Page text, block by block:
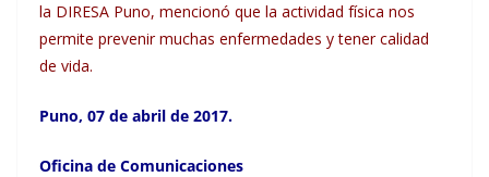
la DIRESA Puno, mencionó que la actividad física nos
permite prevenir muchas enfermedades y tener calidad
de vida.
Puno, 07 de abril de 2017.
Oficina de Comunicaciones